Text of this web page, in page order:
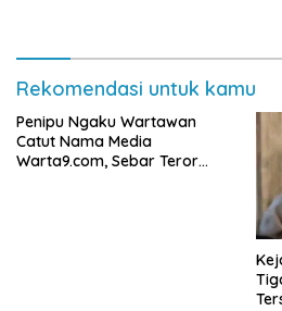
Rekomendasi untuk kamu
Penipu Ngaku Wartawan
Catut Nama Media
Warta9.com, Sebar Teror